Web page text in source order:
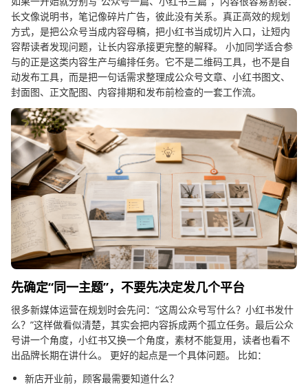
长文像说明书，笔记像碎片广告，彼此没有关系。真正高效的规划
方式，是把公众号当成内容母稿，把小红书当成切片入口，让短内
容帮读者发现问题，让长内容承接更完整的解释。 小加同学适合参
与的正是这类内容生产与编排任务。它不是二维码工具，也不是自
动发布工具，而是把一句话需求整理成公众号文章、小红书图文、
封面图、正文配图、内容排期和发布前检查的一套工作流。
先确定“同一主题”，不要先决定发几个平台
很多新媒体运营在规划时会先问：“这周公众号写什么？小红书发什
么？”这样做看似清楚，其实会把内容拆成两个孤立任务。最后公众
号讲一个角度，小红书又换一个角度，素材不能复用，读者也看不
出品牌长期在讲什么。 更好的起点是一个具体问题。 比如：
新店开业前，顾客最需要知道什么？